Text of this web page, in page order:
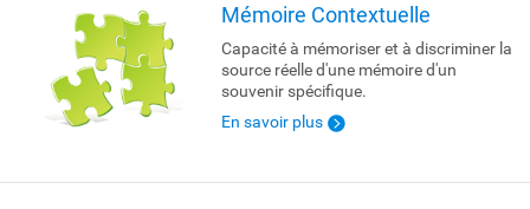
Mémoire Contextuelle
Capacité à mémoriser et à discriminer la
source réelle d'une mémoire d'un
souvenir spécifique.
En savoir plus